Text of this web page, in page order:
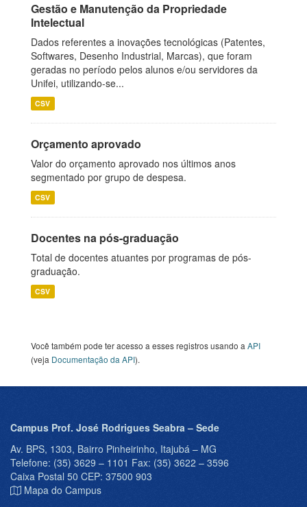
Gestão e Manutenção da Propriedade
Intelectual
Dados referentes a inovações tecnológicas (Patentes,
Softwares, Desenho Industrial, Marcas), que foram
geradas no período pelos alunos e/ou servidores da
Unifei, utilizando-se...
CSV
Orçamento aprovado
Valor do orçamento aprovado nos últimos anos
segmentado por grupo de despesa.
CSV
Docentes na pós-graduação
Total de docentes atuantes por programas de pós-
graduação.
CSV
Você também pode ter acesso a esses registros usando a API
(veja Documentação da API).
Campus Prof. José Rodrigues Seabra – Sede
Av. BPS, 1303, Bairro Pinheirinho, Itajubá – MG
Telefone: (35) 3629 – 1101 Fax: (35) 3622 – 3596
Caixa Postal 50 CEP: 37500 903
Mapa do Campus